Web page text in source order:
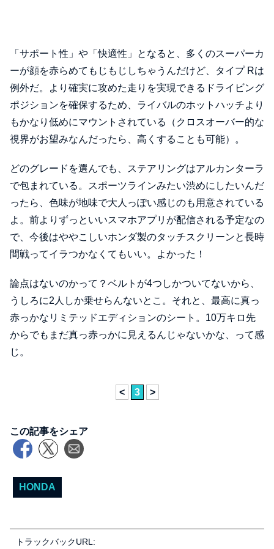
「サポート性」や「快適性」となると、多くのスーパーカ
ーが顔を赤らめてもじもじしちゃうんだけど、タイプ Rは
例外だ。より確実に攻めた走りを実現できるドライビング
ポジションを確保するため、ライバルのホットハッチより
もかなり低めにマウントされている（クロスオーバー的な
視界がお望みなんだったら、高くすることも可能）。
どのグレードを選んでも、ステアリングはアルカンターラ
で包まれている。スポーツラインみたい渋めにしたいんだ
ったら、色味が地味で大人っぽい感じのも用意されている
よ。前よりずっといいスマホアプリが配信される予定なの
で、今後はややこしいホンダ製のタッチスクリーンと長時
間戦ってイラつかなくてもいい。よかった！
論点はないのかって？ベルトが4つしかついてないから、
うしろに2人しか乗せらんないとこ。それと、最高に真っ
赤っかなリミテッドエディションのシート。10万キロ先
からでもまだ真っ赤っかに見えるんじゃないかな、って感
じ。
< 3 >
この記事をシェア
HONDA
トラックバックURL: